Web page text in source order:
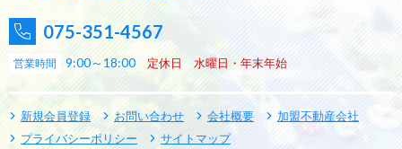
075-351-4567
営業時間 9:00～18:00 定休日 水曜日・年末年始
新規会員登録 お問い合わせ 会社概要
加盟不動産会社
プライバシーポリシー
サイトマップ